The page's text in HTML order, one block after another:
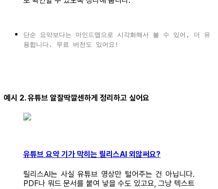
단순 요약보다는 마인드맵으로 시각화해서 볼 수 있어, 더 유
용합니다. 무료 버전도 있어요!
예시 2. 유튜브 알잘딱깔센하게 정리하고 싶어요
유튜브 요약 기가 막히는 릴리스AI 외않써요?
릴리스AI는 사실 유튜브 영상만 털어주는 건 아닙니다.
PDF나 워드 문서를 붙여 넣을 수도 있고요, 그냥 텍스트